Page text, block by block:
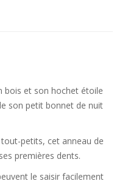
bois et son hochet étoile
son petit bonnet de nuit
petits, cet anneau de
premières dents.
le saisir facilement